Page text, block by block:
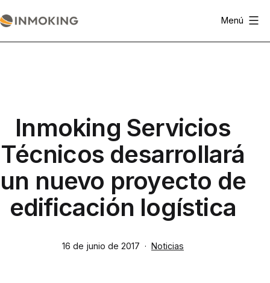
al
contenido
Menú
Inmoking Servicios
Técnicos desarrollará
un nuevo proyecto de
edificación logística
Publicada
16 de junio de 2017
Categorizado
Noticias